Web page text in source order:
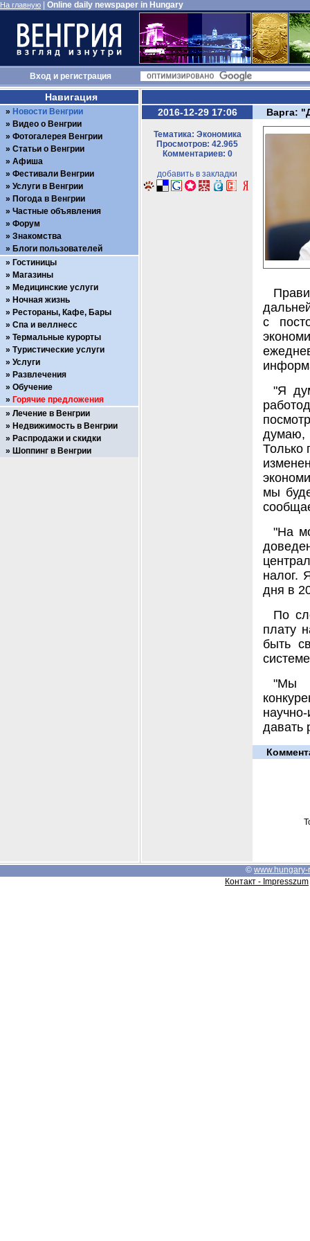
На главную Online daily newspaper in Hungary
Входи регистрация
2016-12-29 17:06
Тематика: Экономика
Просмотров: 42.965
Комментариев: 0
добавить в закладки
Варга:
с
"Я
думаю,
Только
мы
"На
налог.
дня в
По
плату
быть
"Мы
давать
Навигация
Новости Венгрии
Видео о Венгрии
Фотогалерея Венгрии
Статьи о Венгрии
Афиша
Фестивали Венгрии
Услуги в Венгрии
Погода в Венгрии
Частные объявления
Форум
Знакомства
Блоги пользователей
Гостиницы
Магазины
Медицинские услуги
Ночная жизнь
Рестораны, Кафе, Бары
Спа и веллнесс
Термальные курорты
Туристические услуги
Услуги
Развлечения
Обучение
Горячие предложения
Лечение в Венгрии
Недвижимость в Венгрии
Распродажи и скидки
Шоппинг в Венгрии
© www.hungary-
Контакт - Impresszum